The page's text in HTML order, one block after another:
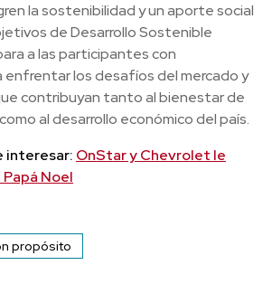
la sostenibilidad y un aporte social
de Desarrollo Sostenible
a las participantes con
enfrentar los desafíos del mercado y
contribuyan tanto al bienestar de
al desarrollo económico del país.
interesar: OnStar y Chevrolet le
Noel
propósito